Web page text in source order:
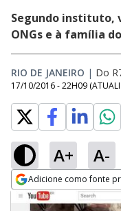
Segundo instituto,
ONGs e à família
RIO DE JANEIRO | Do
17/10/2016 - 22H09
A+ A-
Adicione como fonte
Opens in new window